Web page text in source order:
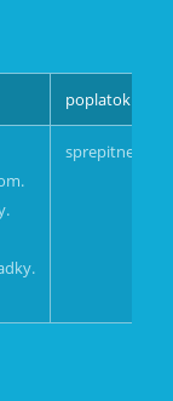
poplatok
sprepitne /